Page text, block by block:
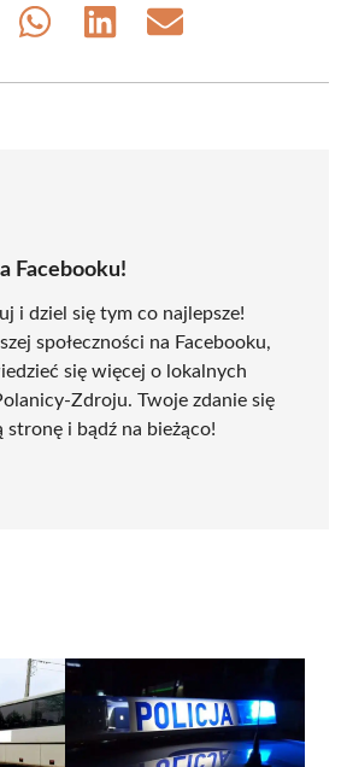
Share
Share
Share
Facebooku!
i dziel się tym co najlepsze!
społeczności na Facebooku,
się więcej o lokalnych
Zdroju. Twoje zdanie się
stronę i bądź na bieżąco!